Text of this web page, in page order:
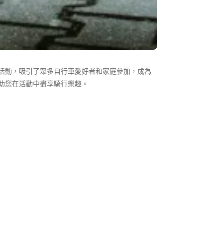
，吸引了眾多自行車愛好者和家庭參加，成為
在活動中盡享騎行樂趣。